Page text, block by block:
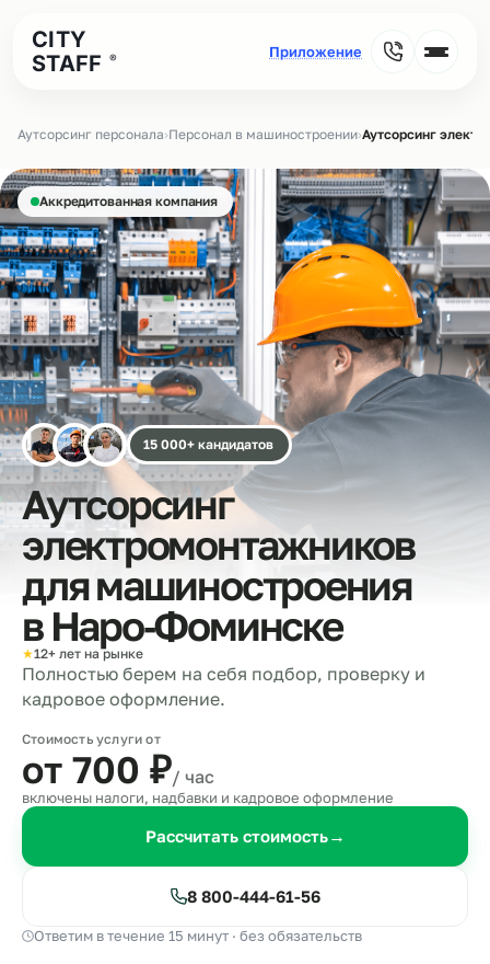
CITY
STAFF
®
Аутсорсинг персонала›Персонал в машиностроении›Аутсорсинг
Аккредитованная компания
15 000+ кандидатов
Аутсорсинг
электромонтажников
для машиностроения
в Наро‑Фоминске
★12+ лет на рынке
Полностью берем на себя подбор, проверку и
кадровое оформление.
Стоимость услуги от
от 700 ₽/ час
включены налоги, надбавки и кадровое оформление
Рассчитать стоимость→
8 800-444-61-56
Ответим в течение 15 минут · без обязательств